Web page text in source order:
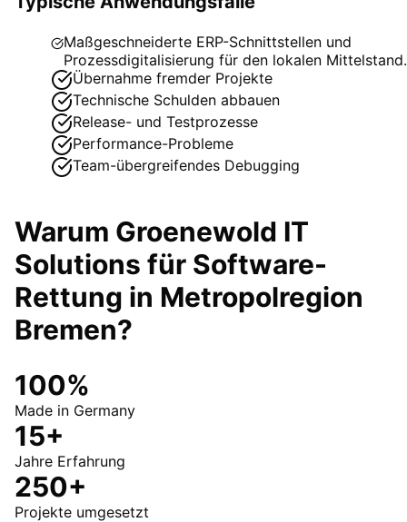
Maßgeschneiderte ERP-Schnittstellen und
Prozessdigitalisierung für den lokalen Mittelstand.
Übernahme fremder Projekte
Technische Schulden abbauen
Release- und Testprozesse
Performance-Probleme
Team-übergreifendes Debugging
Warum Groenewold IT
Solutions für Software-
Rettung in Metropolregion
Bremen?
100%
Made in Germany
15+
Jahre Erfahrung
250+
Projekte umgesetzt